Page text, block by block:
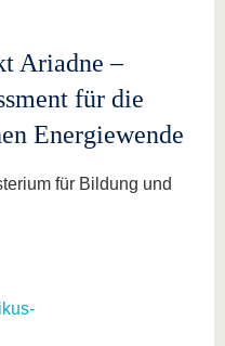
Ariadne –
für die
Energiewende
für Bildung und